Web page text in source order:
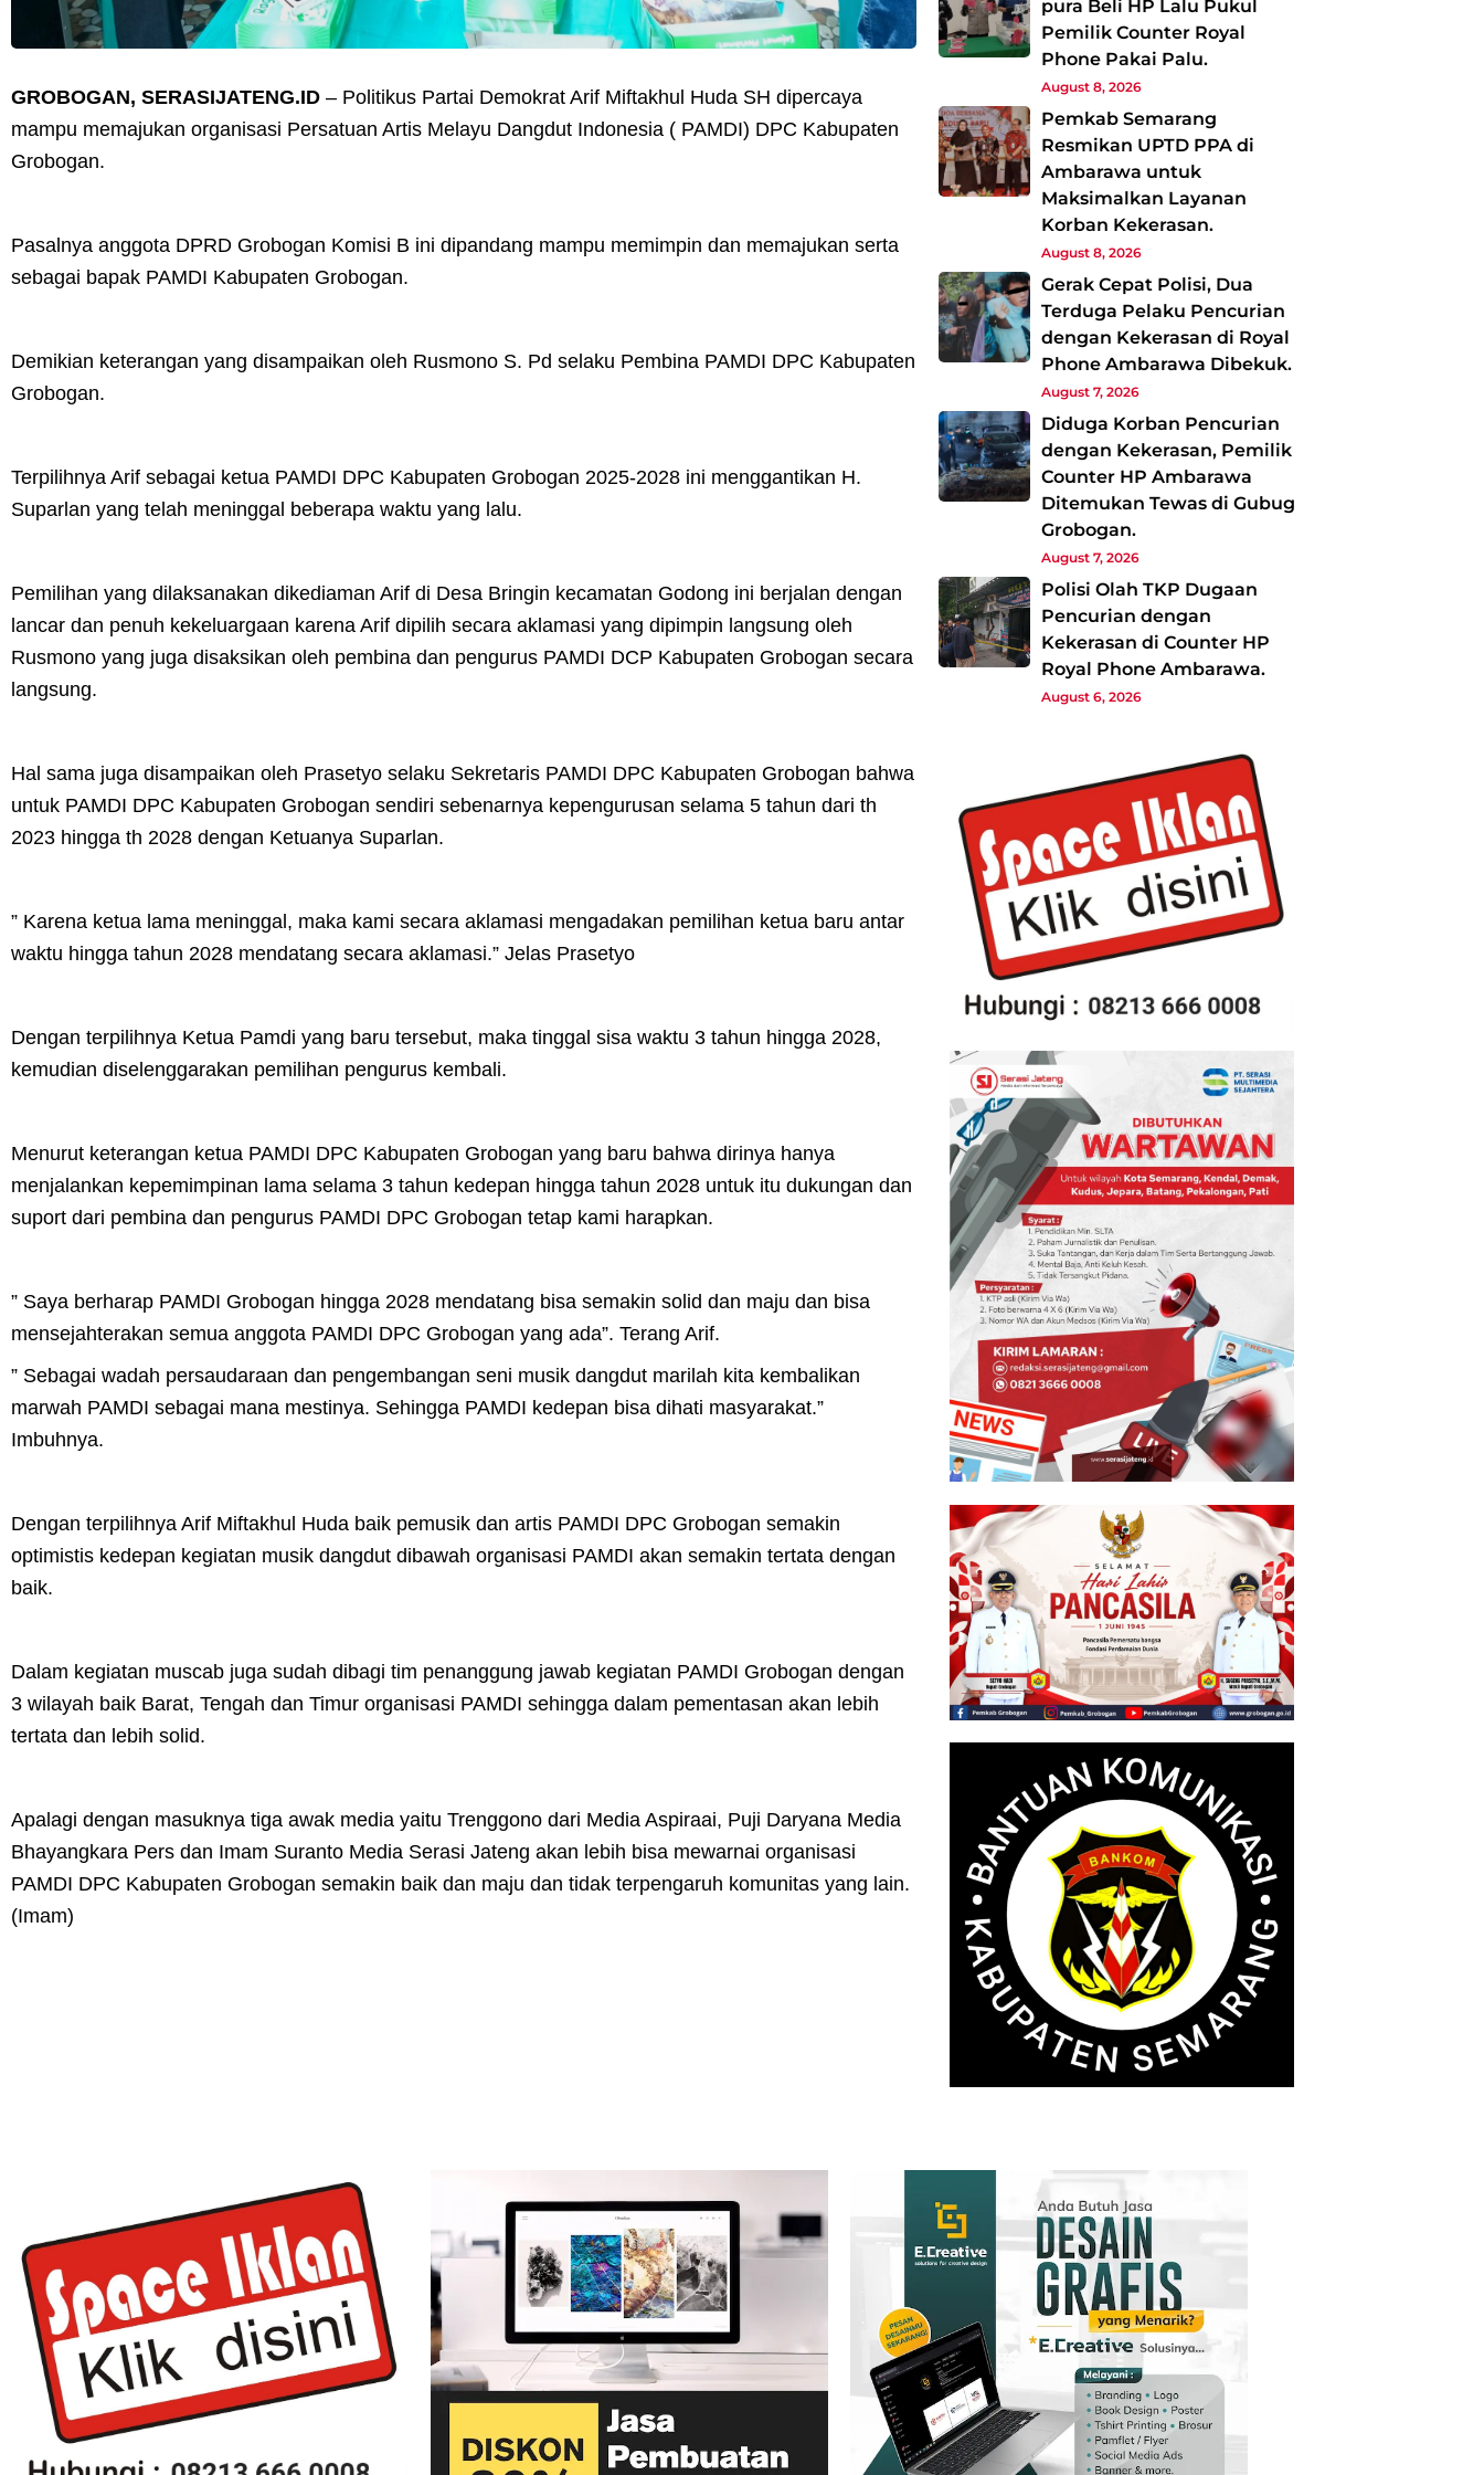
GROBOGAN, SERASIJATENG.ID – Politikus Partai Demokrat Arif Miftakhul Huda SH dipercaya
mampu memajukan organisasi Persatuan Artis Melayu Dangdut Indonesia ( PAMDI) DPC Kabupaten
Grobogan.
Pasalnya anggota DPRD Grobogan Komisi B ini dipandang mampu memimpin dan memajukan serta
sebagai bapak PAMDI Kabupaten Grobogan.
Demikian keterangan yang disampaikan oleh Rusmono S. Pd selaku Pembina PAMDI DPC Kabupaten
Grobogan.
Terpilihnya Arif sebagai ketua PAMDI DPC Kabupaten Grobogan 2025-2028 ini menggantikan H.
Suparlan yang telah meninggal beberapa waktu yang lalu.
Pemilihan yang dilaksanakan dikediaman Arif di Desa Bringin kecamatan Godong ini berjalan dengan
lancar dan penuh kekeluargaan karena Arif dipilih secara aklamasi yang dipimpin langsung oleh
Rusmono yang juga disaksikan oleh pembina dan pengurus PAMDI DCP Kabupaten Grobogan secara
langsung.
Hal sama juga disampaikan oleh Prasetyo selaku Sekretaris PAMDI DPC Kabupaten Grobogan bahwa
untuk PAMDI DPC Kabupaten Grobogan sendiri sebenarnya kepengurusan selama 5 tahun dari th
2023 hingga th 2028 dengan Ketuanya Suparlan.
” Karena ketua lama meninggal, maka kami secara aklamasi mengadakan pemilihan ketua baru antar
waktu hingga tahun 2028 mendatang secara aklamasi.” Jelas Prasetyo
Dengan terpilihnya Ketua Pamdi yang baru tersebut, maka tinggal sisa waktu 3 tahun hingga 2028,
kemudian diselenggarakan pemilihan pengurus kembali.
Menurut keterangan ketua PAMDI DPC Kabupaten Grobogan yang baru bahwa dirinya hanya
menjalankan kepemimpinan lama selama 3 tahun kedepan hingga tahun 2028 untuk itu dukungan dan
suport dari pembina dan pengurus PAMDI DPC Grobogan tetap kami harapkan.
” Saya berharap PAMDI Grobogan hingga 2028 mendatang bisa semakin solid dan maju dan bisa
mensejahterakan semua anggota PAMDI DPC Grobogan yang ada”. Terang Arif.
” Sebagai wadah persaudaraan dan pengembangan seni musik dangdut marilah kita kembalikan
marwah PAMDI sebagai mana mestinya. Sehingga PAMDI kedepan bisa dihati masyarakat.”
Imbuhnya.
Dengan terpilihnya Arif Miftakhul Huda baik pemusik dan artis PAMDI DPC Grobogan semakin
optimistis kedepan kegiatan musik dangdut dibawah organisasi PAMDI akan semakin tertata dengan
baik.
Dalam kegiatan muscab juga sudah dibagi tim penanggung jawab kegiatan PAMDI Grobogan dengan
3 wilayah baik Barat, Tengah dan Timur organisasi PAMDI sehingga dalam pementasan akan lebih
tertata dan lebih solid.
Apalagi dengan masuknya tiga awak media yaitu Trenggono dari Media Aspiraai, Puji Daryana Media
Bhayangkara Pers dan Imam Suranto Media Serasi Jateng akan lebih bisa mewarnai organisasi
PAMDI DPC Kabupaten Grobogan semakin baik dan maju dan tidak terpengaruh komunitas yang lain.
(Imam)
pura Beli HP Lalu Pukul
Pemilik Counter Royal
Phone Pakai Palu.
August 8, 2026
Pemkab Semarang
Resmikan UPTD PPA di
Ambarawa untuk
Maksimalkan Layanan
Korban Kekerasan.
August 8, 2026
Gerak Cepat Polisi, Dua
Terduga Pelaku Pencurian
dengan Kekerasan di Royal
Phone Ambarawa Dibekuk.
August 7, 2026
Diduga Korban Pencurian
dengan Kekerasan, Pemilik
Counter HP Ambarawa
Ditemukan Tewas di Gubug
Grobogan.
August 7, 2026
Polisi Olah TKP Dugaan
Pencurian dengan
Kekerasan di Counter HP
Royal Phone Ambarawa.
August 6, 2026